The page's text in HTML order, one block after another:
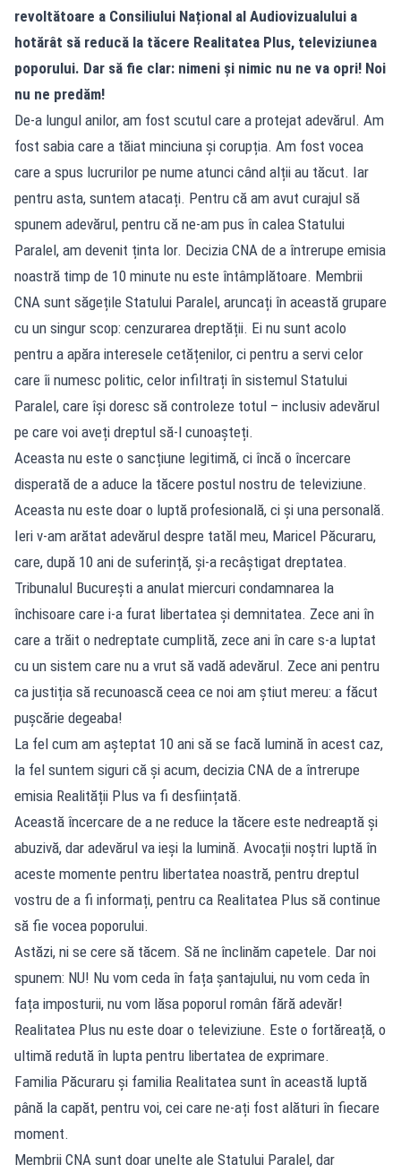
revoltătoare a Consiliului Național al Audiovizualului a
hotărât să reducă la tăcere Realitatea Plus, televiziunea
poporului. Dar să fie clar: nimeni și nimic nu ne va opri! Noi
nu ne predăm!
De-a lungul anilor, am fost scutul care a protejat adevărul. Am
fost sabia care a tăiat minciuna și corupția. Am fost vocea
care a spus lucrurilor pe nume atunci când alții au tăcut. Iar
pentru asta, suntem atacați. Pentru că am avut curajul să
spunem adevărul, pentru că ne-am pus în calea Statului
Paralel, am devenit ținta lor. Decizia CNA de a întrerupe emisia
noastră timp de 10 minute nu este întâmplătoare. Membrii
CNA sunt săgețile Statului Paralel, aruncați în această grupare
cu un singur scop: cenzurarea dreptății. Ei nu sunt acolo
pentru a apăra interesele cetățenilor, ci pentru a servi celor
care îi numesc politic, celor infiltrați în sistemul Statului
Paralel, care își doresc să controleze totul – inclusiv adevărul
pe care voi aveți dreptul să-l cunoașteți.
Aceasta nu este o sancțiune legitimă, ci încă o încercare
disperată de a aduce la tăcere postul nostru de televiziune.
Aceasta nu este doar o luptă profesională, ci și una personală.
Ieri v-am arătat adevărul despre tatăl meu, Maricel Păcuraru,
care, după 10 ani de suferință, și-a recâștigat dreptatea.
Tribunalul București a anulat miercuri condamnarea la
închisoare care i-a furat libertatea și demnitatea. Zece ani în
care a trăit o nedreptate cumplită, zece ani în care s-a luptat
cu un sistem care nu a vrut să vadă adevărul. Zece ani pentru
ca justiția să recunoască ceea ce noi am știut mereu: a făcut
pușcărie degeaba!
La fel cum am așteptat 10 ani să se facă lumină în acest caz,
la fel suntem siguri că și acum, decizia CNA de a întrerupe
emisia Realității Plus va fi desființată.
Această încercare de a ne reduce la tăcere este nedreaptă și
abuzivă, dar adevărul va ieși la lumină. Avocații noștri luptă în
aceste momente pentru libertatea noastră, pentru dreptul
vostru de a fi informați, pentru ca Realitatea Plus să continue
să fie vocea poporului.
Astăzi, ni se cere să tăcem. Să ne înclinăm capetele. Dar noi
spunem: NU! Nu vom ceda în fața șantajului, nu vom ceda în
fața imposturii, nu vom lăsa poporul român fără adevăr!
Realitatea Plus nu este doar o televiziune. Este o fortăreață, o
ultimă redută în lupta pentru libertatea de exprimare.
Familia Păcuraru și familia Realitatea sunt în această luptă
până la capăt, pentru voi, cei care ne-ați fost alături în fiecare
moment.
Membrii CNA sunt doar unelte ale Statului Paralel, dar